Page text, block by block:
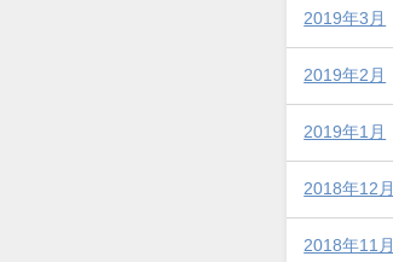
2019年3月
2019年2月
2019年1月
2018年12月
2018年11月